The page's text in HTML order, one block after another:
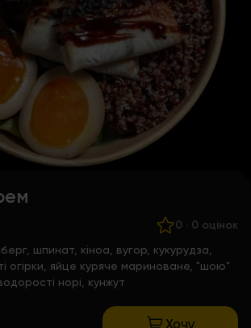
0 · 0 оцінок
шпинат, кіноа, вугор, кукурудза,
огірки, яйце куряче мариноване, "шою"
норі, кунжут
Хочу